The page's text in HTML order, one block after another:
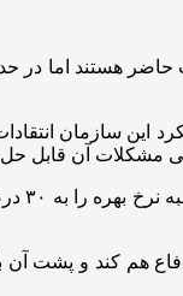
هستند اما در
این سازمان
مشکلات آن قابل
هم کند و پشت آن